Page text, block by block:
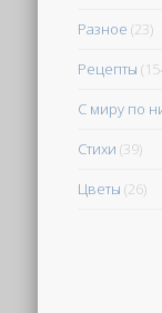
Разное (23)
Рецепты
С миру по
Стихи (39)
Цветы (26)